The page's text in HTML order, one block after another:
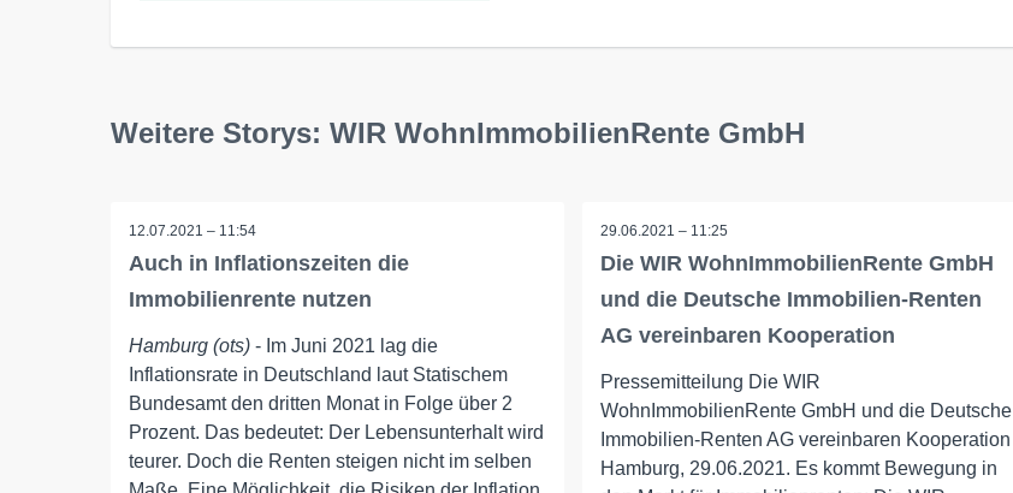
Weitere Storys: WIR WohnImmobilienRente GmbH
12.07.2021 – 11:54
Auch in Inflationszeiten die
Immobilienrente nutzen
Hamburg (ots) - Im Juni 2021 lag die
Inflationsrate in Deutschland laut Statischem
Bundesamt den dritten Monat in Folge über 2
Prozent. Das bedeutet: Der Lebensunterhalt wird
teurer. Doch die Renten steigen nicht im selben
29.06.2021 – 11:25
Die WIR WohnImmobilienRente GmbH
und die Deutsche Immobilien-Renten
AG vereinbaren Kooperation
Pressemitteilung Die WIR
WohnImmobilienRente GmbH und die Deutsche
Immobilien-Renten AG vereinbaren Kooperation
Hamburg, 29.06.2021. Es kommt Bewegung in